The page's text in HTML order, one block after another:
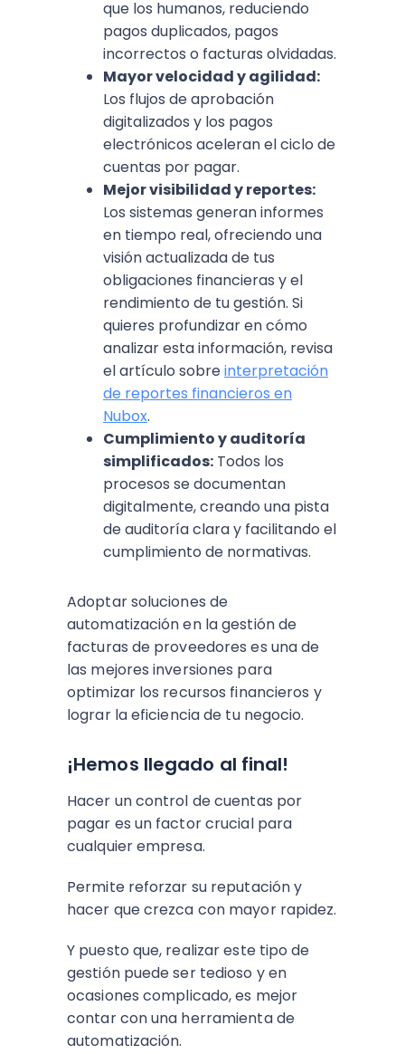
que los humanos, reduciendo
pagos duplicados, pagos
incorrectos o facturas olvidadas.
Mayor velocidad y agilidad:
Los flujos de aprobación
digitalizados y los pagos
electrónicos aceleran el ciclo de
cuentas por pagar.
Mejor visibilidad y reportes:
Los sistemas generan informes
en tiempo real, ofreciendo una
visión actualizada de tus
obligaciones financieras y el
rendimiento de tu gestión. Si
quieres profundizar en cómo
analizar esta información, revisa
el artículo sobreinterpretación
de reportes financieros en
Nubox.
Cumplimiento y auditoría
simplificados: Todos los
procesos se documentan
digitalmente, creando una pista
de auditoría clara y facilitando el
cumplimiento de normativas.
Adoptar soluciones de
automatización en la gestión de
facturas de proveedores es una de
las mejores inversiones para
optimizar los recursos financieros y
lograr la eficiencia de tu negocio.
¡Hemos llegado al final!
Hacer un control de cuentas por
pagar es un factor crucial para
cualquier empresa.
Permite reforzar su reputación y
hacer que crezca con mayor rapidez.
Y puesto que, realizar este tipo de
gestión puede ser tedioso y en
ocasiones complicado, es mejor
contar con una herramienta de
automatización.